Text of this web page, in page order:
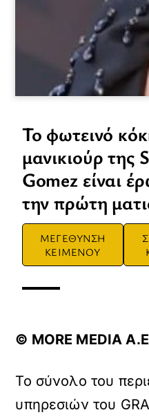
Το φωτεινό
μανικιούρ της
Gomez είναι
την πρώτη
ΜΕΓΕΘΥΝΣΗ
ΚΕΙΜΕΝΟΥ
© ΜORE MEDIA
Το σύνολο του
υπηρεσιών του